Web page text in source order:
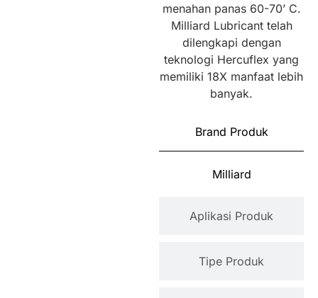
menahan panas 60-70’ C.
Milliard Lubricant telah
dilengkapi dengan
teknologi Hercuflex yang
memiliki 18X manfaat lebih
banyak.
Brand Produk
Aplikasi Produk
Tipe Produk
Milliard